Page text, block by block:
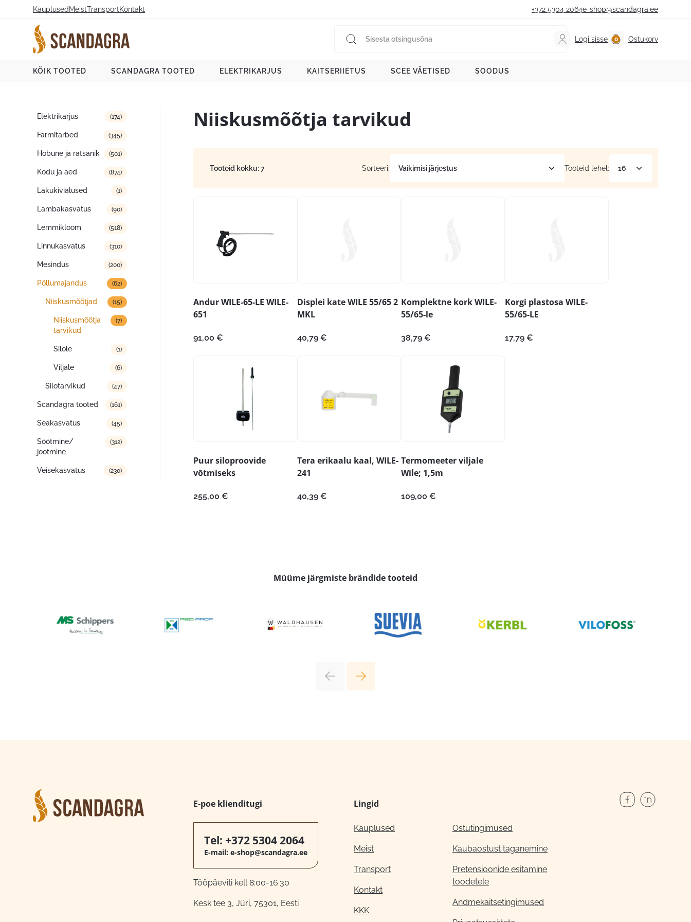
Kauplused MeistTransportKontakt +372 5304 2064e-shop@scandagra.ee
Logi sisse Ostukorv
KÕIK TOOTED SCANDAGRA TOOTED ELEKTRIKARJUS KAITSERIIETUS SCEE VÄETISED SOODUS
Tootekategooriad
Elektrikarjus (174)
Farmitarbed (345)
Hobune ja ratsanik (501)
Kodu ja aed (874)
Lakukivialused (1)
Lambakasvatus (90)
Lemmikloom (518)
Linnukasvatus (310)
Mesindus (200)
Põllumajandus (62)
Niiskusmõõtjad (15)
Niiskusmõõtja
tarvikud
(7)
Silole (1)
Viljale (6)
Silotarvikud (47)
Scandagra tooted (161)
Seakasvatus (45)
Söötmine/
jootmine
(312)
Veisekasvatus (230)
Niiskusmõõtja tarvikud
Tooteid kokku: 7 Sorteeri: Tooteid lehel:
Andur WILE-65-LE WILE-
651
91,00 €
Displei kate WILE 55/65 2
MKL
40,79 €
Komplektne kork WILE-
55/65-le
38,79 €
Korgi plastosa WILE-
55/65-LE
17,79 €
Puur siloproovide
võtmiseks
255,00 €
Tera erikaalu kaal, WILE-
241
40,39 €
Termomeeter viljale
Wile; 1,5m
109,00 €
Müüme järgmiste brändide tooteid
E-poe klienditugi
Tel: +372 5304 2064
E-mail: e-shop@scandagra.ee
Tööpäeviti kell 8:00-16:30
Kesk tee 3, Jüri, 75301, Eesti
Lingid
Kauplused
Meist
Transport
Kontakt
KKK
Ostutingimused
Kaubaostust taganemine
Pretensioonide esitamine
toodetele
Andmekaitsetingimused